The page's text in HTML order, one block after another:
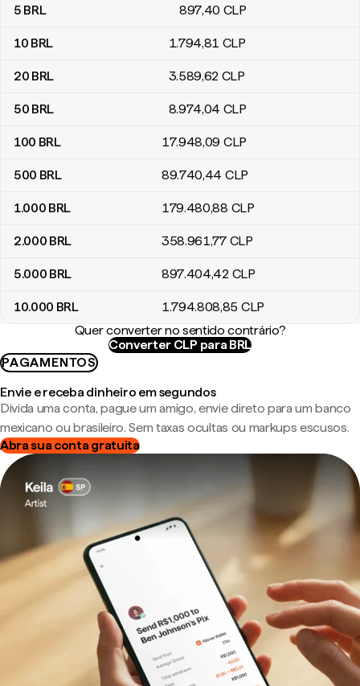
5 BRL 897,40 CLP
10 BRL 1.794,81 CLP
20 BRL 3.589,62 CLP
50 BRL 8.974,04 CLP
100 BRL 17.948,09 CLP
500 BRL 89.740,44 CLP
1.000 BRL 179.480,88 CLP
2.000 BRL 358.961,77 CLP
5.000 BRL 897.404,42 CLP
10.000 BRL 1.794.808,85 CLP
Quer converter no sentido contrário?
Converter CLP para BRL
PAGAMENTOS
Envie e receba dinheiro em segundos
Divida uma conta, pague um amigo, envie direto para um banco
mexicano ou brasileiro. Sem taxas ocultas ou markups escusos.
Abra sua conta gratuita